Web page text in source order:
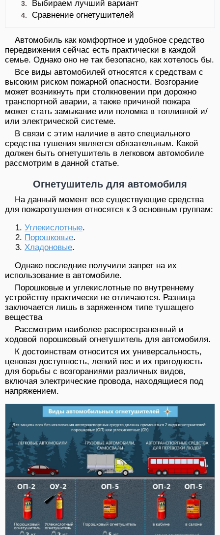
3. Выбираем лучший вариант
4. Сравнение огнетушителей
Автомобиль как комфортное и удобное средство
передвижения сейчас есть практически в каждой
семье. Однако оно не так безопасно, как хотелось бы.
Все виды автомобилей относятся к средствам с
высоким риском пожарной опасности. Возгорание
может возникнуть при столкновении при дорожно
транспортной аварии, а также причиной пожара
может стать замыкание или поломка в топливной и/
или электрической системе.
В связи с этим наличие в авто специального
средства тушения является обязательным. Какой
должен быть огнетушитель в легковом автомобиле
рассмотрим в данной статье.
Огнетушитель для автомобиля
На данный момент все существующие средства
для пожаротушения относятся к 3 основным группам:
Углекислотные.
Порошковые.
Хладоновые.
Однако последние получили запрет на их
использование в автомобиле.
Порошковые и углекислотные по внутреннему
устройству практически не отличаются. Разница
заключается лишь в заряженном типе тушащего
вещества
Рассмотрим наиболее распространенный и
ходовой порошковый огнетушитель для автомобиля.
К достоинствам относится их универсальность,
ценовая доступность, легкий вес и их пригодность
для борьбы с возгораниями различных видов,
включая электрические провода, находящиеся под
напряжением.